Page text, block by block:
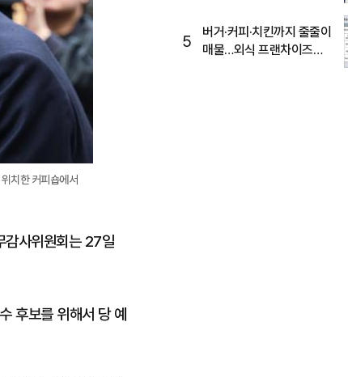
치한 커피숍에서
감사위원회는 27일
후보를 위해서 당 예
5
버거·커피·치킨까지 줄줄이
매물…외식 프랜차이즈